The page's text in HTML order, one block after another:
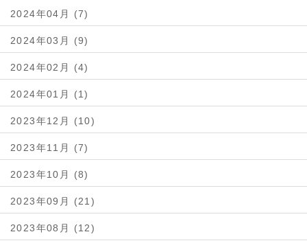
2024年04月 (7)
2024年03月 (9)
2024年02月 (4)
2024年01月 (1)
2023年12月 (10)
2023年11月 (7)
2023年10月 (8)
2023年09月 (21)
2023年08月 (12)